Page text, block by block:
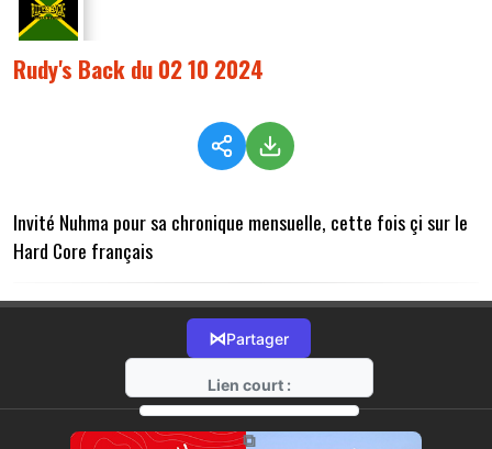
Rudy's Back du 02 10 2024
Invité Nuhma pour sa chronique mensuelle, cette fois çi sur le
Hard Core français
⋈Partager
Lien court :
https://radio-g.fr?15561
⧉